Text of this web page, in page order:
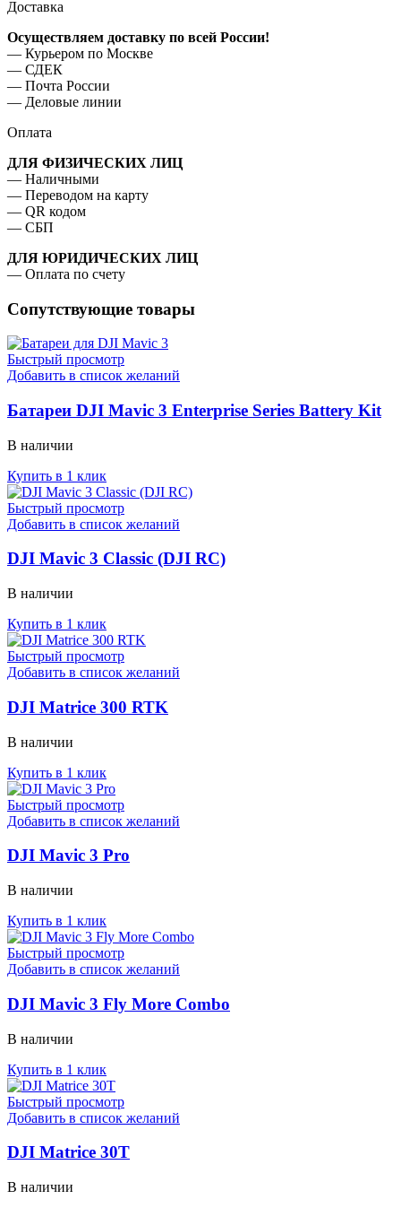
Доставка
Осуществляем доставку по всей России!
— Курьером по Москве
— ⁠СДЕК
— ⁠Почта России
— Деловые линии
Оплата
ДЛЯ ФИЗИЧЕСКИХ ЛИЦ
— Наличными
— ⁠Переводом на карту
— ⁠QR кодом
— ⁠СБП
ДЛЯ ЮРИДИЧЕСКИХ ЛИЦ
— Оплата по счету
Сопутствующие товары
Быстрый просмотр
Добавить в список желаний
Батареи DJI Mavic 3 Enterprise Series Battery Kit
В наличии
Купить в 1 клик
Быстрый просмотр
Добавить в список желаний
DJI Mavic 3 Classic (DJI RC)
В наличии
Купить в 1 клик
Быстрый просмотр
Добавить в список желаний
DJI Matrice 300 RTK
В наличии
Купить в 1 клик
Быстрый просмотр
Добавить в список желаний
DJI Mavic 3 Pro
В наличии
Купить в 1 клик
Быстрый просмотр
Добавить в список желаний
DJI Mavic 3 Fly More Combo
В наличии
Купить в 1 клик
Быстрый просмотр
Добавить в список желаний
DJI Matrice 30T
В наличии